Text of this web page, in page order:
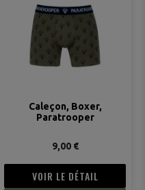
Caleçon, Boxer,
Paratrooper
9,00 €
VOIR LE DÉTAIL